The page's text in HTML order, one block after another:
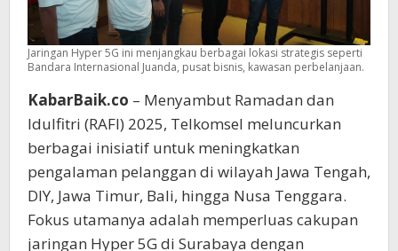
Jaringan Hyper 5G ini menjangkau berbagai lokasi strategis seperti
Bandara Internasional Juanda, pusat bisnis, kawasan perbelanjaan.
KabarBaik.co – Menyambut Ramadan dan
Idulfitri (RAFI) 2025, Telkomsel meluncurkan
berbagai inisiatif untuk meningkatkan
pengalaman pelanggan di wilayah Jawa Tengah,
DIY, Jawa Timur, Bali, hingga Nusa Tenggara.
Fokus utamanya adalah memperluas cakupan
jaringan Hyper 5G di Surabaya dengan